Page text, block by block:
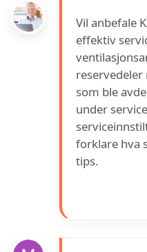
Vil anbefale
effektiv
som ble
under
forklare hva
tips.